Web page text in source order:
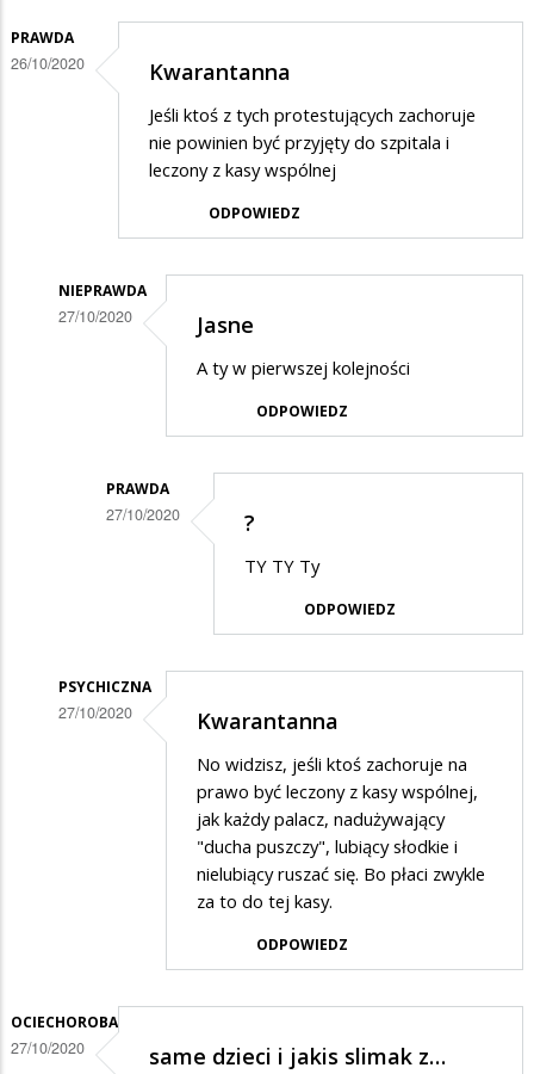
na
POLL
PRAWDA
26/10/2020 Kwarantanna
Jeśli ktoś z tych protestujących zachoruje
nie powinien być przyjęty do szpitala i
leczony z kasy wspólnej
ODPOWIEDZ
NIEPRAWDA
27/10/2020
odpowiedzi
Jasne
A ty w pierwszej kolejności
ODPOWIEDZ
PRAWDA
27/10/2020
odpowiedzi
na
?
TY TY Ty
ODPOWIEDZ
PSYCHICZNA
27/10/2020 Kwarantanna
No widzisz, jeśli ktoś zachoruje na
prawo być leczony z kasy wspólnej,
jak każdy palacz, nadużywający
"ducha puszczy", lubiący słodkie i
nielubiący ruszać się. Bo płaci zwykle
za to do tej kasy.
ODPOWIEDZ
OCIECHOROBA
27/10/2020 same dzieci i jakis slimak z…